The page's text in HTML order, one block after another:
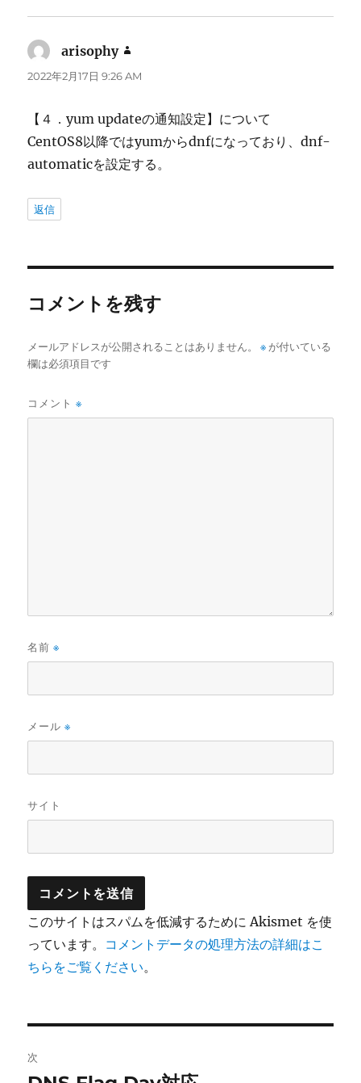
arisophy
り:
2022年2月17日 9:26 AM
【４．yum updateの通知設定】について
CentOS8以降ではyumからdnfになっており、dnf-
automaticを設定する。
返信
コメントを残す
メールアドレスが公開されることはありません。 ※ が付いている
欄は必須項目です
コメント※
名前※
メール※
サイト
このサイトはスパムを低減するために Akismet を使
っています。 コメントデータの処理方法の詳細はこ
ちらをご覧ください。
稿
次